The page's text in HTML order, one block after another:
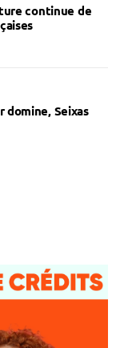
continue de
domine, Seixas